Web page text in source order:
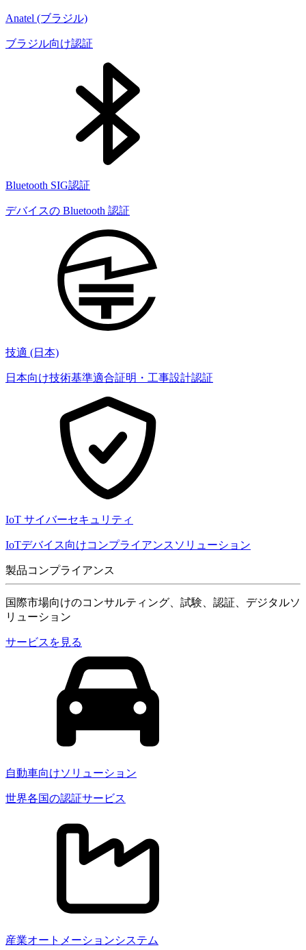
Anatel (ブラジル)
ブラジル向け認証
Bluetooth SIG認証
デバイスの Bluetooth 認証
技適 (日本)
日本向け技術基準適合証明・工事設計認証
IoT サイバーセキュリティ
IoTデバイス向けコンプライアンスソリューション
製品コンプライアンス
国際市場向けのコンサルティング、試験、認証、デジタルソ
リューション
サービスを見る
自動車向けソリューション
世界各国の認証サービス
産業オートメーションシステム